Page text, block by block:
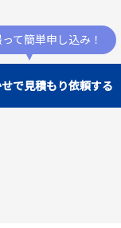
て簡単申し込み！
で見積もり依頼する